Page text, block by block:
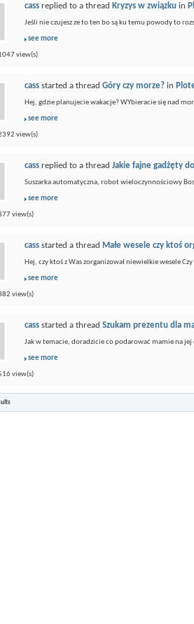
cass replied to a thread Kryzys w związku in
Jeśli nie czujesz ze to ten bo są ku temu powody to
see more
view(s)
cass started a thread Góry czy morze? in
Hej, gdzie planujecie wakacje? WYbieracie się nad
see more
view(s)
cass replied to a thread Jakie fajne gadżęty
Suszarka automatyczna, robot wieloczynnościowy
see more
view(s)
cass started a thread Małe wesele czy ktoś
Hej, czy ktoś z Was zorganizował niewielkie wesele
see more
view(s)
cass started a thread Szukam prezentu dla
Jak w temacie, doradzicie co podarować mamie na
see more
view(s)